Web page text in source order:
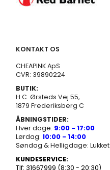
KONTAKT OS
CHEAPINK ApS
CVR: 39890224
BUTIK:
H.C. Ørsteds Vej 55,
1879 Frederiksberg C
ÅBNINGSTIDER:
Hver dage: 9:00 - 17:00
Lørdag: 10:00 - 14:00
Søndag & Helligdage: Lukket
KUNDESERVICE:
Tlf: 31667999 (8:30 - 20:30)